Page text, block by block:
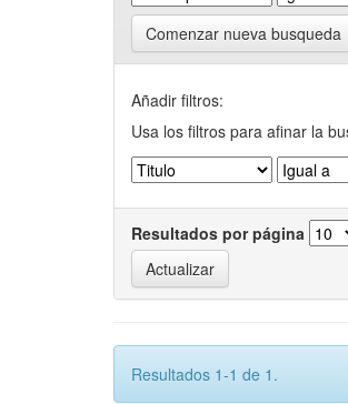
Comenzar nueva busqueda
Añadir filtros:
Usa los filtros para afinar la
Resultados por página
Resultados 1-1 de 1.